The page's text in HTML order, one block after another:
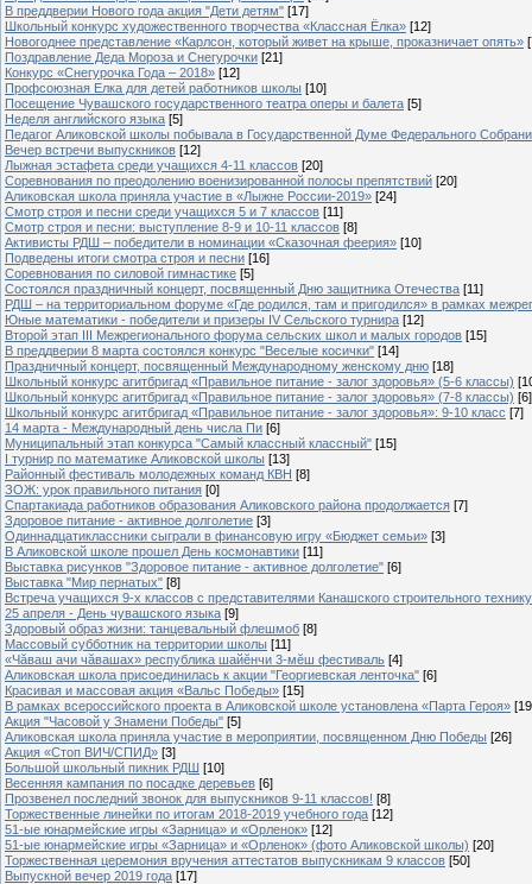
В преддверии Нового года акция "Дети детям" [17]
Школьный конкурс художественного творчества «Классная Ёлка» [12]
Новогоднее представление «Карлсон, который живет на крыше, проказничает опять»
Поздравление Деда Мороза и Снегурочки [21]
Конкурс «Снегурочка Года – 2018» [12]
Профсоюзная Елка для детей работников школы [10]
Посещение Чувашского государственного театра оперы и балета [5]
Неделя английского языка [5]
Педагог Аликовской школы побывала в Государственной Думе Федерального
Вечер встречи выпускников [12]
Лыжная эстафета среди учащихся 4-11 классов [20]
Cоревнования по преодолению военизированной полосы препятствий [20]
Аликовская школа приняла участие в «Лыжне России-2019» [24]
Смотр строя и песни среди учащихся 5 и 7 классов [11]
Смотр строя и песни: выступление 8-9 и 10-11 классов [8]
Активисты РДШ – победители в номинации «Сказочная феерия» [10]
Подведены итоги смотра строя и песни [16]
Соревнования по силовой гимнастике [5]
Состоялся праздничный концерт, посвященный Дню защитника Отечества [11]
РДШ – на территориальном форуме «Где родился, там и пригодился» в рамках
Юные математики - победители и призеры IV Сельского турнира [12]
Второй этап III Межрегионального форума сельских школ и малых городов [15]
В преддверии 8 марта состоялся конкурс "Веселые косички" [14]
Праздничный концерт, посвященный Международному женскому дню [18]
Школьный конкурс агитбригад «Правильное питание - залог здоровья» (5-6 классы)
Школьный конкурс агитбригад «Правильное питание - залог здоровья» (7-8 классы) [6]
Школьный конкурс агитбригад «Правильное питание - залог здоровья»: 9-10 класс [7]
14 марта - Международный день числа Пи [6]
Муниципальный этап конкурса "Самый классный классный" [15]
I турнир по математике Аликовской школы [13]
Районный фестиваль молодежных команд КВН [8]
ЗОЖ: урок правильного питания [0]
Спартакиада работников образования Аликовского района продолжается [7]
Здоровое питание - активное долголетие [3]
Одиннадцатиклассники сыграли в финансовую игру «Бюджет семьи» [3]
В Аликовской школе прошел День космонавтики [11]
Выставка рисунков "Здоровое питание - активное долголетие" [6]
Выставка "Мир пернатых" [8]
Встреча учащихся 9-х классов с представителями Канашского строительного
25 апреля - День чувашского языка [9]
Здоровый образ жизни: танцевальный флешмоб [8]
Массовый субботник на территории школы [11]
«Чăваш ачи чăвашах» республика шайĕнчи 3-мĕш фестиваль [4]
Аликовская школа присоединилась к акции "Георгиевская ленточка" [6]
Красивая и массовая акция «Вальс Победы» [15]
В рамках всероссийского проекта в Аликовской школе установлена «Парта Героя»
Акция "Часовой у Знамени Победы" [5]
Аликовская школа приняла участие в мероприятии, посвященном Дню Победы [26]
Акция «Стоп ВИЧ/СПИД» [3]
Большой школьный пикник РДШ [10]
Весенняя кампания по посадке деревьев [6]
Прозвенел последний звонок для выпускников 9-11 классов! [8]
Торжественные линейки по итогам 2018-2019 учебного года [12]
51-ые юнармейские игры «Зарница» и «Орленок» [12]
51-ые юнармейские игры «Зарница» и «Орленок» (фото Аликовской школы) [20]
Торжественная церемония вручения аттестатов выпускникам 9 классов [50]
Выпускной вечер 2019 года [17]